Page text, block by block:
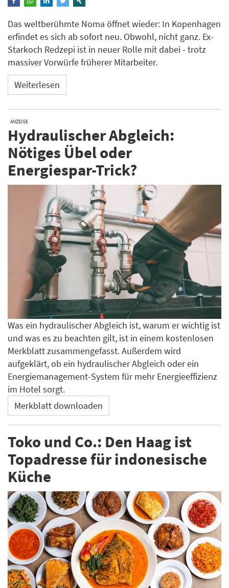
Das weltberühmte Noma öffnet wieder: In Kopenhagen
erfindet es sich ab sofort neu. Obwohl, nicht ganz. Ex-
Starkoch Redzepi ist in neuer Rolle mit dabei - trotz
massiver Vorwürfe früherer Mitarbeiter.
Weiterlesen
ANZEIGE
Hydraulischer Abgleich:
Nötiges Übel oder
Energiespar-Trick?
Was ein hydraulischer Abgleich ist, warum er wichtig ist
und was es zu beachten gilt, ist in einem kostenlosen
Merkblatt zusammengefasst. Außerdem wird
aufgeklärt, ob ein hydraulischer Abgleich oder ein
Energiemanagement-System für mehr Energieeffizienz
im Hotel sorgt.
Merkblatt downloaden
Toko und Co.: Den Haag ist
Topadresse für indonesische
Küche